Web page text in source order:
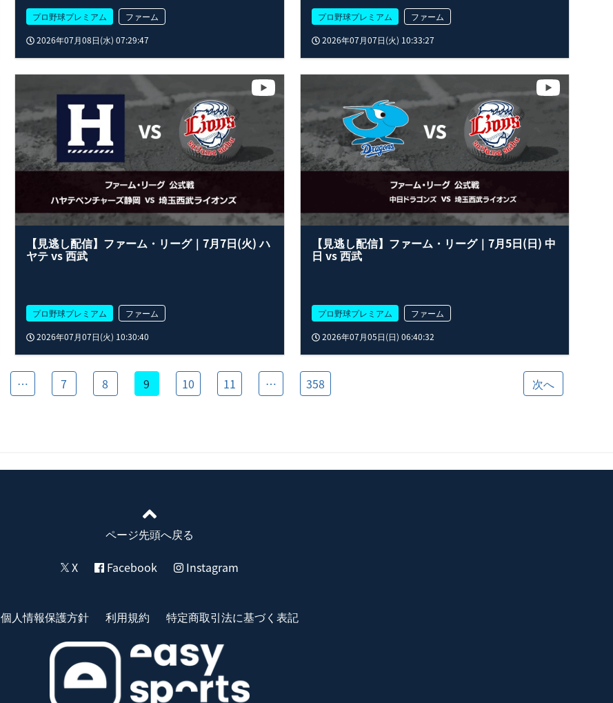
プロ野球プレミアム
ファーム
2026年07月08日(水) 07:29:47
プロ野球プレミアム
ファーム
2026年07月07日(火) 10:33:27
【見逃し配信】ファーム・リーグ｜7月7日(火) ハ
ヤテ vs 西武
プロ野球プレミアム
ファーム
2026年07月07日(火) 10:30:40
【見逃し配信】ファーム・リーグ｜7月5日(日) 中
日 vs 西武
プロ野球プレミアム
ファーム
2026年07月05日(日) 06:40:32
次へ
… 7 8 9 10 11 … 358
ページ先頭へ戻る
X
Facebook Instagram
個人情報保護方針 利用規約 特定商取引法に基づく表記